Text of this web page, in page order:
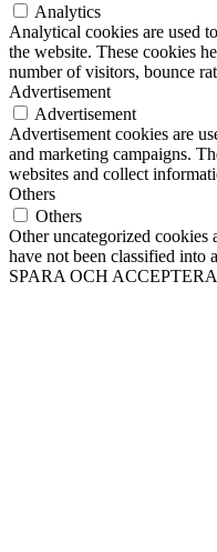
Analytics
Analytical cookies are used
the website. These cookies
number of visitors, bounce
Advertisement
Advertisement
Advertisement cookies are
and marketing campaigns.
websites and collect
Others
Others
Other uncategorized cookies
have not been classified into
SPARA OCH ACCEPTERA